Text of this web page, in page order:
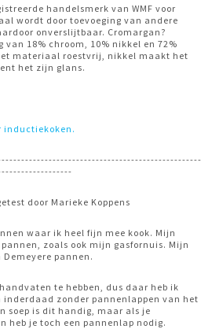
handelsmerk van WMF voor
wordt door toevoeging van andere
onverslijtbaar. Cromargan?
18% chroom, 10% nikkel en 72%
materiaal roestvrij, nikkel maakt het
het zijn glans.
inductiekoken.
door Marieke Koppens
waar ik heel fijn mee kook. Mijn
zoals ook mijn gasfornuis. Mijn
pannen.
te hebben, dus daar heb ik
inderdaad zonder pannenlappen van het
soep is dit handig, maar als je
heb je toch een pannenlap nodig.